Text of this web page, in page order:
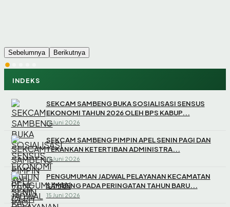
Sebelumnya Berikutnya
INDEKS
SEKCAM SAMBENG BUKA SOSIALISASI SENSUS
EKONOMI TAHUN 2026 OLEH BPS KABUP...
15 Juni 2026
SEKCAM SAMBENG PIMPIN APEL SENIN PAGI DAN
TEKANKAN KETERTIBAN ADMINISTRA...
15 Juni 2026
PENGUMUMAN JADWAL PELAYANAN KECAMATAN
SAMBENG PADA PERINGATAN TAHUN BARU...
15 Juni 2026